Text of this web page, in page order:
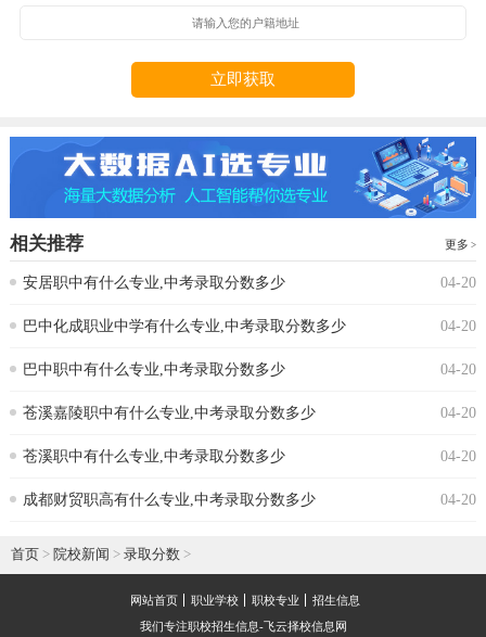
立即获取
相关推荐 更多
安居职中有什么专业,中考录取分数多少 04-20
巴中化成职业中学有什么专业,中考录取分数多少 04-20
巴中职中有什么专业,中考录取分数多少 04-20
苍溪嘉陵职中有什么专业,中考录取分数多少 04-20
苍溪职中有什么专业,中考录取分数多少 04-20
成都财贸职高有什么专业,中考录取分数多少 04-20
首页 > 院校新闻 > 录取分数 >
网站首页 职业学校 职校专业
招生信息
我们专注职校招生信息-飞云择校信息网